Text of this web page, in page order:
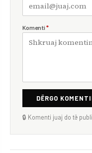
Komenti *
DËRGO
🔒 Komenti juaj do të